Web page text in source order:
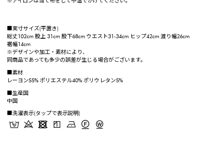
■実寸サイズ(平置き)
総丈102cm 股上 31cm 股下68cm ウエスト31-34cm ヒップ42cm 渡り幅26cm
裾幅14cm
※デザインや加工・素材により、
同商品であっても多少の誤差が生じる場合がございます。
■素材
レーヨン55% ポリエステル40% ポリウレタン5%
■生産国
中国
■洗濯表示(タップで表示説明)